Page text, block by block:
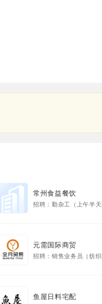
常州食益餐饮
招聘：勤杂工（上午半
元需国际商贸
招聘：销售业务员（纺织
鱼屋日料宅配